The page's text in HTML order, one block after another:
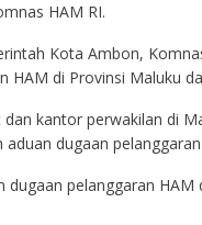
HAM RI.
Kota Ambon,
HAM di Provinsi Maluku
kantor perwakilan di
dugaan
pelanggaran